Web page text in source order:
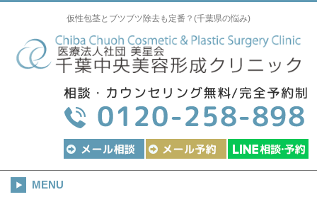
仮性包茎とブツブツ除去も定番？(千葉県の悩み)
MENU